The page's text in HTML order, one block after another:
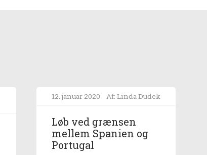
12. januar 2020 Af: Linda Dudek
Løb ved grænsen
mellem Spanien og
Portugal